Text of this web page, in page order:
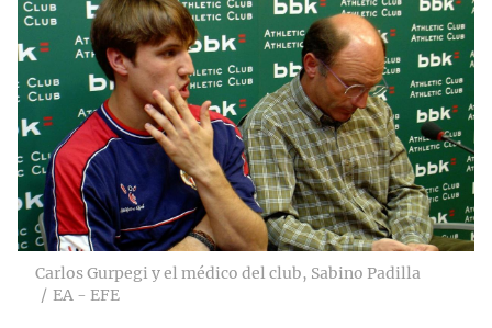
Carlos Gurpegi y el médico del club, Sabino Padilla
EA - EFE